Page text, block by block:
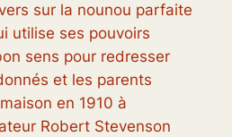
sur la nounou parfaite
utilise ses pouvoirs
sens pour redresser
et les parents
en 1910 à
Robert Stevenson